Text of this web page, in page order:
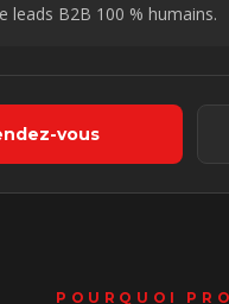
leads B2B 100 % humains.
vous
POURQUOI